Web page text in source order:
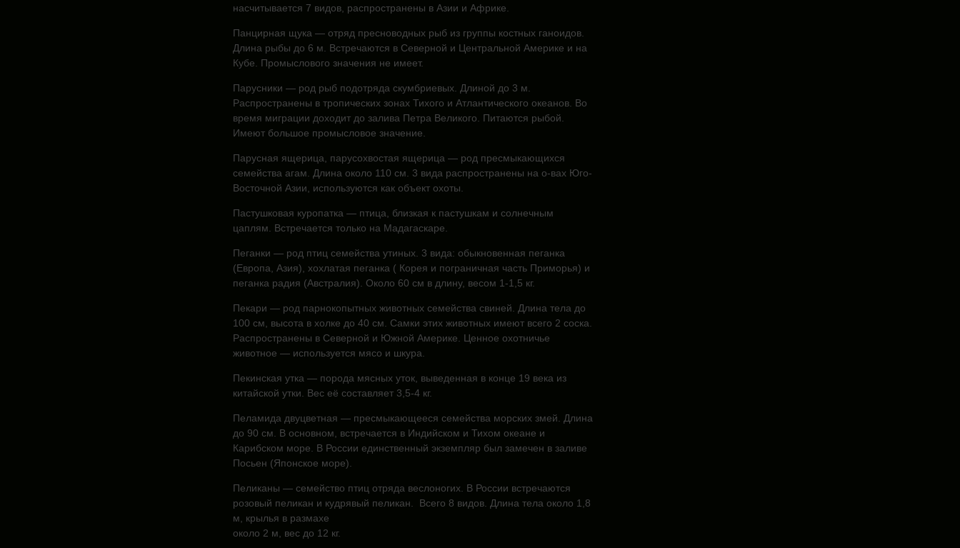
насчитывается 7 видов, распространены в Азии и Африке.
Панцирная щука — отряд пресноводных рыб из группы костных ганоидов.
Длина рыбы до 6 м. Встречаются в Северной и Центральной Америке и на
Кубе. Промыслового значения не имеет.
Парусники — род рыб подотряда скумбриевых. Длиной до 3 м.
Распространены в тропических зонах Тихого и Атлантического океанов. Во
время миграции доходит до залива Петра Великого. Питаются рыбой.
Имеют большое промысловое значение.
Парусная ящерица, парусохвостая ящерица — род пресмыкающихся
семейства агам. Длина около 110 см. 3 вида распространены на о-вах Юго-
Восточной Азии, используются как объект охоты.
Пастушковая куропатка — птица, близкая к пастушкам и солнечным
цаплям. Встречается только на Мадагаскаре.
Пеганки — род птиц семейства утиных. 3 вида: обыкновенная пеганка
(Европа, Азия), хохлатая пеганка ( Корея и пограничная часть Приморья) и
пеганка радия (Австралия). Около 60 см в длину, весом 1-1,5 кг.
Пекари — род парнокопытных животных семейства свиней. Длина тела до
100 см, высота в холке до 40 см. Самки этих животных имеют всего 2 соска.
Распространены в Северной и Южной Америке. Ценное охотничье
животное — используется мясо и шкура.
Пекинская утка — порода мясных уток, выведенная в конце 19 века из
китайской утки. Вес её составляет 3,5-4 кг.
Пеламида двуцветная — пресмыкающееся семейства морских змей. Длина
до 90 см. В основном, встречается в Индийском и Тихом океане и
Карибском море. В России единственный экземпляр был замечен в заливе
Посьен (Японское море).
Пеликаны — семейство птиц отряда веслоногих. В России встречаются
розовый пеликан и кудрявый пеликан. Всего 8 видов. Длина тела около 1,8
м, крылья в размахе
около 2 м, вес до 12 кг.